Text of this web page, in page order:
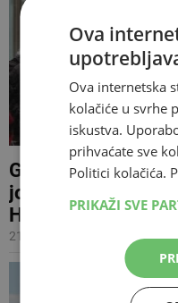
Građani BiH od 1.
još dulja čekanja
Hrvatskom
21.12.2025 13:30
Ova
Ova internetska
kolačiće u svrhe
iskustva.
prihvaćate sve
Politici kolačića.
PRIKAŽI SVE